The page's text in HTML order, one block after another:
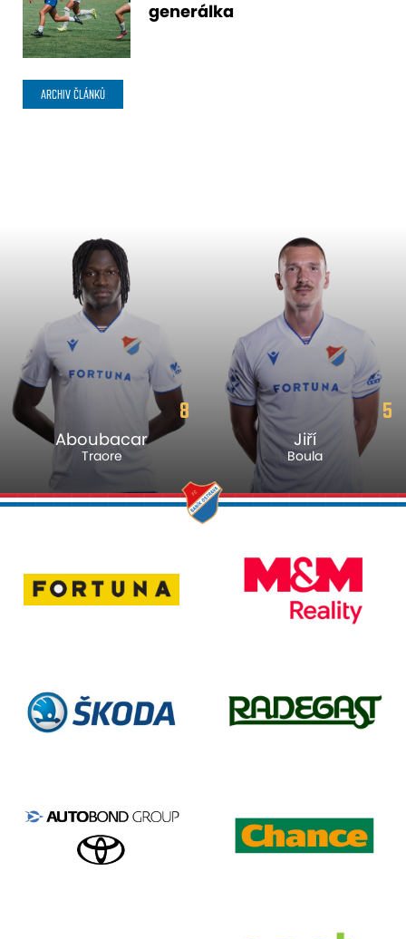
generálka
ARCHIV ČLÁNKŮ
8
Aboubacar
Traore
5
Jiří
Boula